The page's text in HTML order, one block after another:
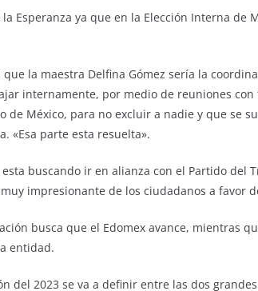
Esperanza ya que en la Elección Interna de
la maestra Delfina Gómez sería la
internamente, por medio de reuniones con
de México, para no excluir a nadie y que se
«Esa parte esta resuelta».
buscando ir en alianza con el Partido del
impresionante de los ciudadanos a favor
busca que el Edomex avance, mientras
entidad.
del 2023 se va a definir entre las dos